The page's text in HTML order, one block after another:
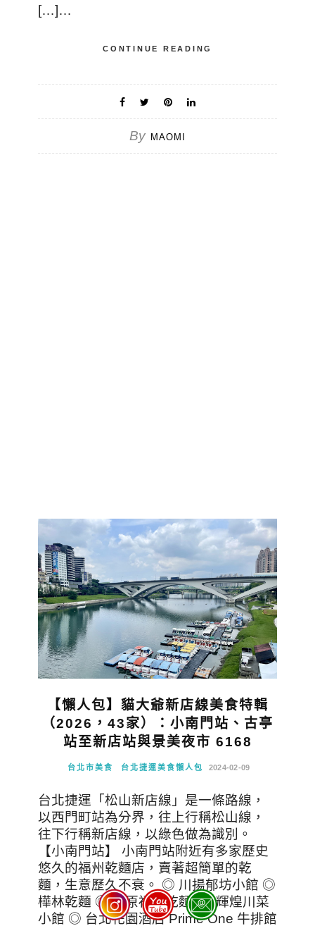
[…]…
CONTINUE READING
By MAOMI
【懶人包】貓大爺新店線美食特輯
（2026，43家）：小南門站、古亭
站至新店站與景美夜市 6168
台北市美食 台北捷運美食懶人包 2024-02-09
台北捷運「松山新店線」是一條路線，
以西門町站為分界，往上行稱松山線，
往下行稱新店線，以綠色做為識別。
【小南門站】 小南門站附近有多家歷史
悠久的福州乾麵店，賣著超簡單的乾
麵，生意歷久不衰。 ◎ 川揚郁坊小館 ◎
樺林乾麵 ◎ 中原福州乾麵 ◎ 輝煌川菜
小館 ◎ 台北花園酒店 Prime One 牛排館